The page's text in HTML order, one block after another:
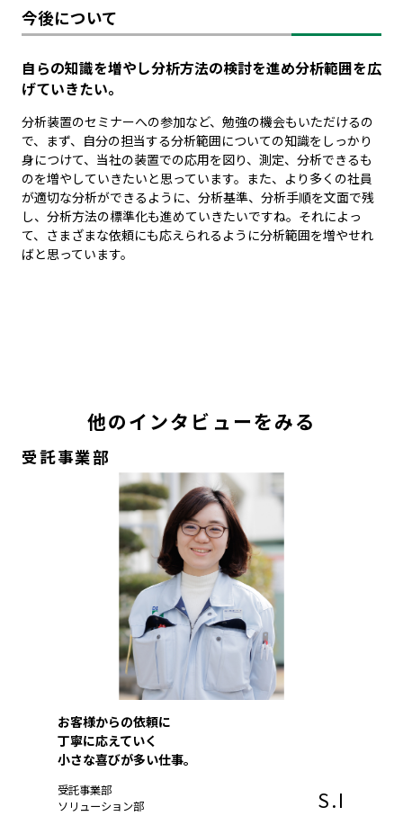
今後について
自らの知識を増やし分析方法の検討を進め分析範囲を広
げていきたい。
分析装置のセミナーへの参加など、勉強の機会もいただけるの
で、まず、自分の担当する分析範囲についての知識をしっかり
身につけて、当社の装置での応用を図り、測定、分析できるも
のを増やしていきたいと思っています。また、より多くの社員
が適切な分析ができるように、分析基準、分析手順を文面で残
し、分析方法の標準化も進めていきたいですね。それによっ
て、さまざまな依頼にも応えられるように分析範囲を増やせれ
ばと思っています。
他のインタビューをみる
受託事業部
お客様からの依頼に
丁寧に応えていく
小さな喜びが多い仕事。
受託事業部
ソリューション部
S.I